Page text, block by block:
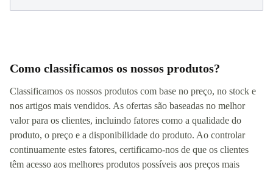
Como classificamos os nossos produtos?
Classificamos os nossos produtos com base no preço, no stock e
nos artigos mais vendidos. As ofertas são baseadas no melhor
valor para os clientes, incluindo fatores como a qualidade do
produto, o preço e a disponibilidade do produto. Ao controlar
continuamente estes fatores, certificamo-nos de que os clientes
têm acesso aos melhores produtos possíveis aos preços mais